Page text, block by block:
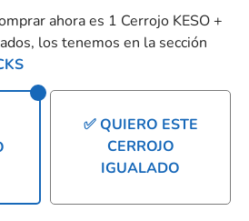
ahora es 1 Cerrojo KESO +
los tenemos en la sección
✅ QUIERO ESTE
CERROJO
IGUALADO